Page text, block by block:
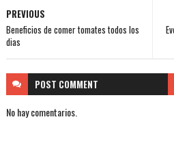
PREVIOUS
Beneficios de comer tomates todos los
dias
POST COMMENT
No hay comentarios.